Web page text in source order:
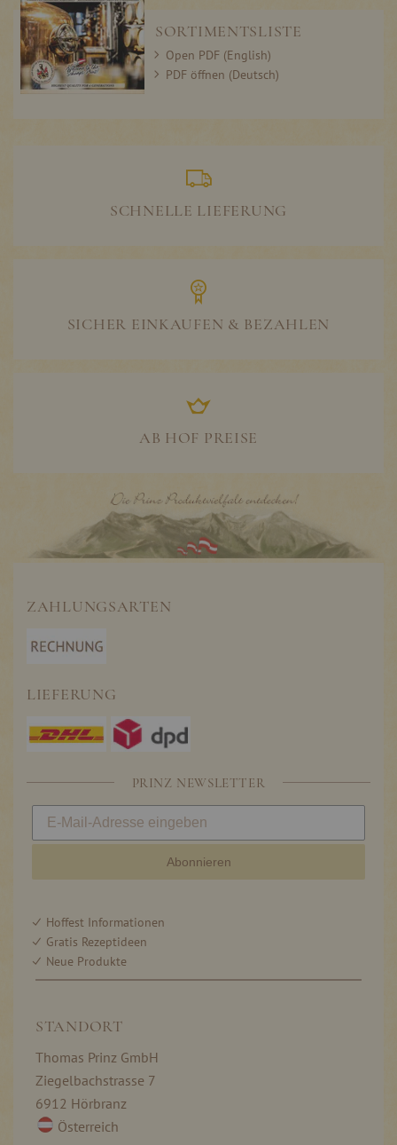
SORTIMENTSLISTE
Open PDF (English)
PDF öffnen (Deutsch)
SCHNELLE LIEFERUNG
SICHER EINKAUFEN & BEZAHLEN
AB HOF PREISE
ZAHLUNGSARTEN
LIEFERUNG
PRINZ NEWSLETTER
Abonnieren
Hoffest Informationen
Gratis Rezeptideen
Neue Produkte
STANDORT
Thomas Prinz GmbH
Ziegelbachstrasse 7
6912 Hörbranz
Österreich